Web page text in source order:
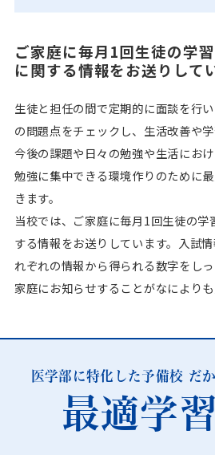
ご家庭に毎月1回生徒の学
に関する情報をお送りして
生徒と担任の間で定期的に面談を行
の問題点をチェックし、生活改善や
今後の課題や日々の勉強や生活におけ
勉強に集中できる環境作りのために
きます。
当校では、ご家庭に毎月1回生徒の
する情報をお送りしています。入試
れぞれの情報から得られる数字をし
家庭にお知らせすることがなによりも
医学部に特化した予備校 だ
最適学